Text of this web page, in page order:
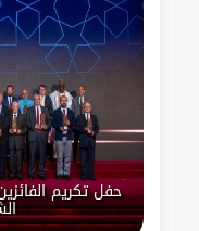
حفل تكريم